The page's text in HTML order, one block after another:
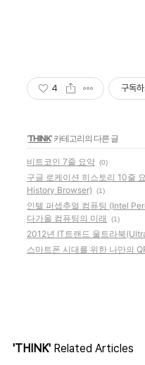
4 구독하
'THINK' 카테고리의 다른 글
비트코인 7줄 요약 (0)
구글 로케이션 히스토리 10줄
History Browser)
(1)
인텔 퍼셉추얼 컴퓨팅 (Intel
다가올 컴퓨팅의 미래
(1)
2012년 IT트랜드 울트라북
스마트폰 시대를 위한 나만의
'THINK' Related Articles